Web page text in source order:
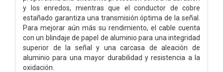
y los enredos, mientras que el conductor de cobre
estañado garantiza una transmisión óptima de la señal.
Para mejorar aún más su rendimiento, el cable cuenta
con un blindaje de papel de aluminio para una integridad
superior de la señal y una carcasa de aleación de
aluminio para una mayor durabilidad y resistencia a la
oxidación.